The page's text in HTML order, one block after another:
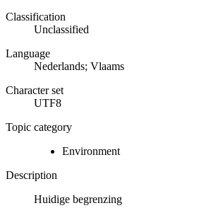
Classification
Unclassified
Language
Nederlands; Vlaams
Character set
UTF8
Topic category
Environment
Description
Huidige begrenzing